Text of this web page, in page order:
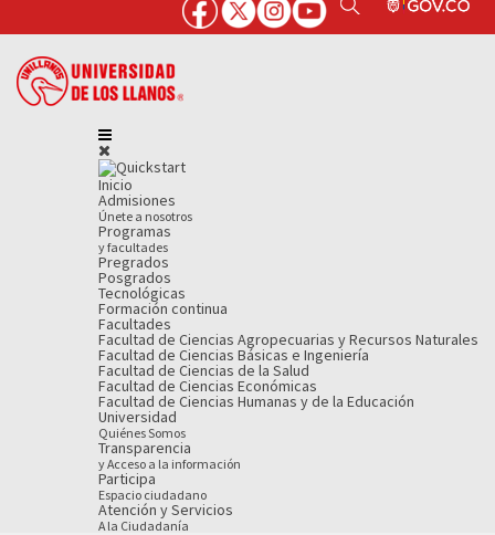
Inicio
Admisiones
Únete a nosotros
Programas
y facultades
Pregrados
Posgrados
Tecnológicas
Formación continua
Facultades
Facultad de Ciencias Agropecuarias y Recursos Naturales
Facultad de Ciencias Básicas e Ingeniería
Facultad de Ciencias de la Salud
Facultad de Ciencias Económicas
Facultad de Ciencias Humanas y de la Educación
Universidad
Quiénes Somos
Transparencia
y Acceso a la información
Participa
Espacio ciudadano
Atención y Servicios
A la Ciudadanía